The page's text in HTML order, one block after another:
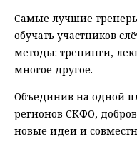
Самые лучшие
обучать участников
методы: тренинги,
многое другое.
Объединив на одной
регионов СКФО,
новые идеи и